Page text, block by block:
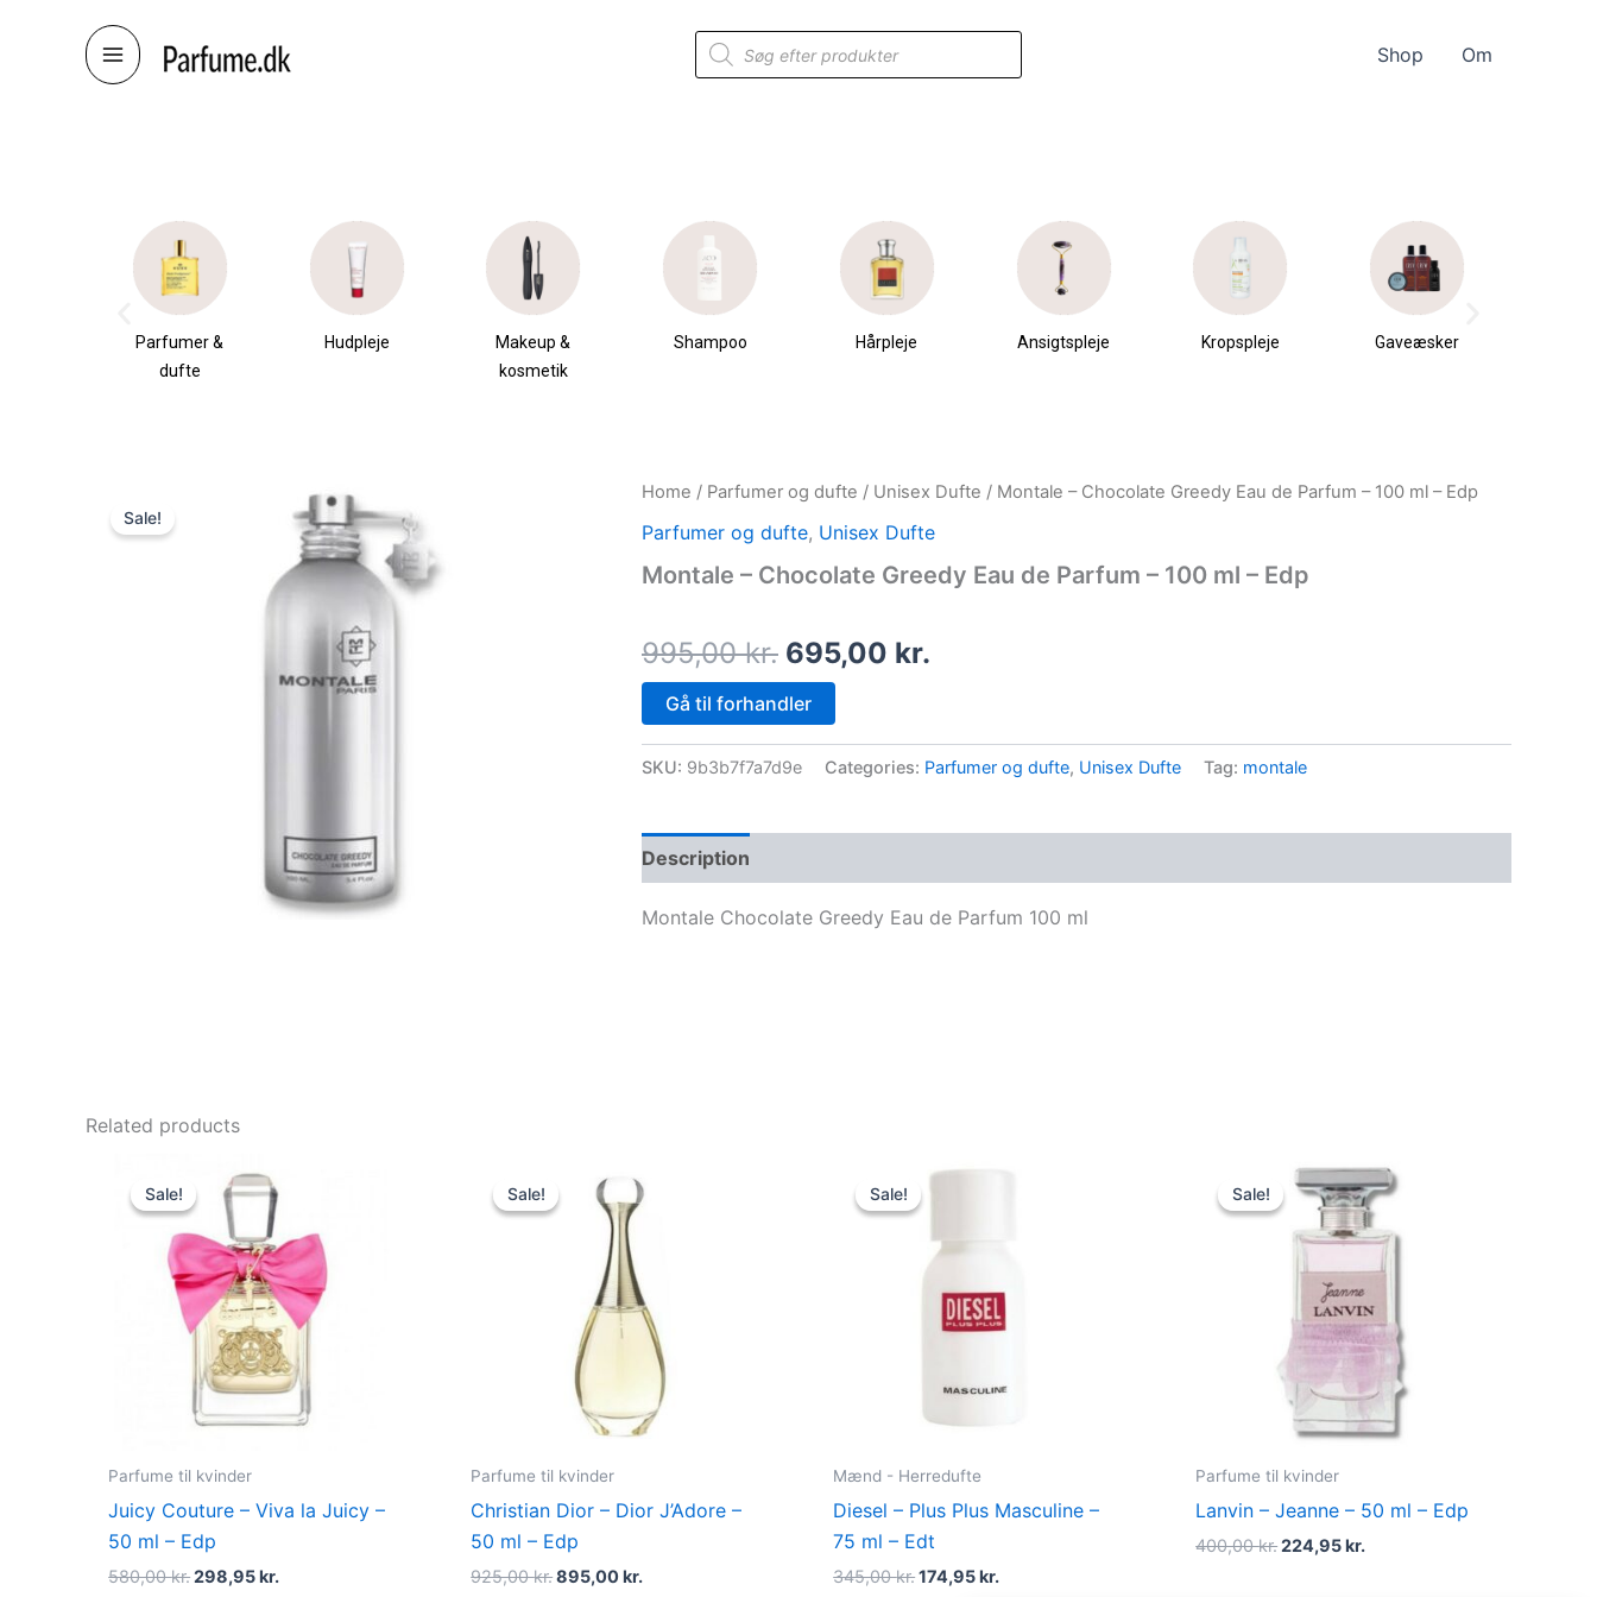
Products
search
Shop Om
Parfumer &
dufte
Hudpleje
Makeup &
kosmetik
Shampoo Hårpleje Ansigtspleje Kropspleje Gaveæsker
Sale!
Home / Parfumer og dufte / Unisex Dufte / Montale – Chocolate Greedy Eau de Parfum – 100 ml – Edp
Parfumer og dufte, Unisex Dufte
Montale – Chocolate Greedy Eau de Parfum – 100 ml – Edp
995,00kr.
Original
price
was:
995,00 kr..
695,00 kr.
Current
price
is:
Gå til forhandler
SKU: 9b3b7f7a7d9e Categories: Parfumer og dufte, Unisex Dufte Tag: montale
Description
Montale Chocolate Greedy Eau de Parfum 100 ml
Related products
Sale!
Sale!
Parfume til kvinder
Juicy Couture – Viva la Juicy –
50 ml – Edp
580,00kr.
price
was:
580,00 kr..
298,95kr.
Sale!
Sale!
Parfume til kvinder
Christian Dior – Dior J’Adore –
50 ml – Edp
925,00kr.
price
was:
925,00 kr..
895,00kr.
price
is:
Sale!
Sale!
Mænd - Herredufte
Diesel – Plus Plus Masculine –
75 ml – Edt
345,00kr.
was:
174,95kr.
Sale!
Sale!
Parfume til kvinder
Lanvin – Jeanne – 50 ml – Edp
400,00kr.
price
was:
400,00 kr..
224,95kr.
Current
price
is:
224,95 kr..